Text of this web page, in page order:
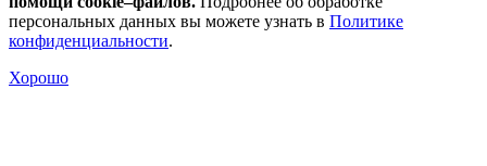
персональных данных вы можете узнать в Политике
конфиденциальности.
Хорошо